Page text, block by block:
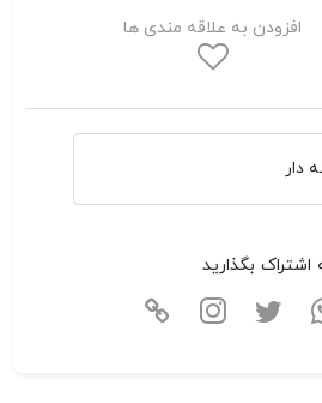
افزودن به علاقه مندی ها
دار
اشتراک بگذارید